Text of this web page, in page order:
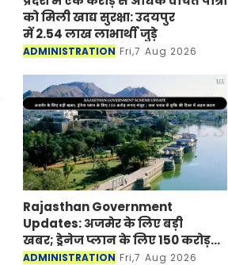
को मिली खाद्य सुरक्षा: उदयपुर
में 2.54 लाख लाभार्थी जुड़े
ADMINISTRATION Fri,7 Aug 2026
Rajasthan Government
Updates: अजमेर के लिए बड़ी
खबर; ड्रेनेज प्लान के लिए 150 करोड़
रूपए मंजूर
ADMINISTRATION Fri,7 Aug 2026